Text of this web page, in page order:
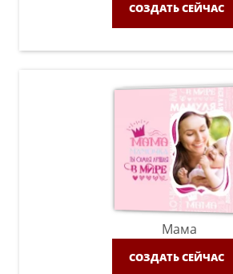
СОЗДАТЬ СЕЙЧАС
Мама
СОЗДАТЬ СЕЙЧАС